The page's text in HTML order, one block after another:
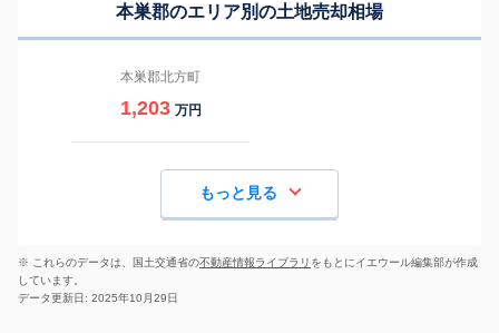
本巣郡のエリア別の土地売却相場
本巣郡北方町
1,203 万円
もっと見る
※ これらのデータは、国土交通省の不動産情報ライブラリ をもとにイエウール編集部が作成
しています。
データ更新日: 2025年10月29日